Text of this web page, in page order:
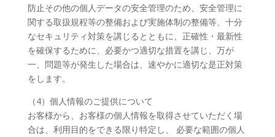
防止その他の個人データの安全管理のため、安全管理に
関する取扱規程等の整備および実施体制の整備等、十分
なセキュリティ対策を講じるとともに、正確性・最新性
を確保するために、必要かつ適切な措置を講じ、万が
一、問題等が発生した場合は、速やかに適切な是正対策
をします。
（4）個人情報のご提供について
お客様から、お客様の個人情報を取得させていただく場
合は、利用目的をできる限り特定し、 必要な範囲の個人